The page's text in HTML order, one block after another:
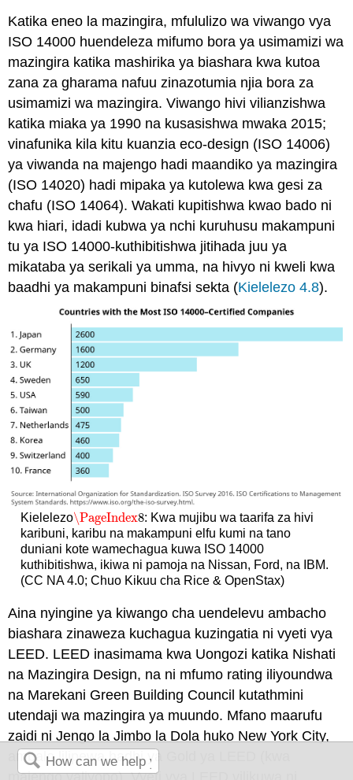
Katika eneo la mazingira, mfululizo wa viwango vya
ISO 14000 huendeleza mifumo bora ya usimamizi wa
mazingira katika mashirika ya biashara kwa kutoa
zana za gharama nafuu zinazotumia njia bora za
usimamizi wa mazingira. Viwango hivi vilianzishwa
katika miaka ya 1990 na kusasishwa mwaka 2015;
vinafunika kila kitu kuanzia eco-design (ISO 14006)
ya viwanda na majengo hadi maandiko ya mazingira
(ISO 14020) hadi mipaka ya kutolewa kwa gesi za
chafu (ISO 14064). Wakati kupitishwa kwao bado ni
kwa hiari, idadi kubwa ya nchi kuruhusu makampuni
tu ya ISO 14000-kuthibitishwa jitihada juu ya
mikataba ya serikali ya umma, na hivyo ni kweli kwa
baadhi ya makampuni binafsi sekta (Kielelezo 4.8).
Kielelezo\PageIndex8
\PageIndex8: Kwa mujibu wa taarifa za hivi
karibuni, karibu na makampuni elfu kumi na tano
duniani kote wamechagua kuwa ISO 14000
kuthibitishwa, ikiwa ni pamoja na Nissan, Ford, na IBM.
(CC NA 4.0; Chuo Kikuu cha Rice & OpenStax)
Aina nyingine ya kiwango cha uendelevu ambacho
biashara zinaweza kuchagua kuzingatia ni vyeti vya
LEED. LEED inasimama kwa Uongozi katika Nishati
na Mazingira Design, na ni mfumo rating iliyoundwa
na Marekani Green Building Council kutathmini
utendaji wa mazingira ya muundo. Mfano maarufu
zaidi ni Jengo la Jimbo la Dola huko New York City,
ambalo lilipewa hadhi ya Gold ya LEED (kwa
majengo yaliyopo). Vyeti vya LEED vilikuwa ni